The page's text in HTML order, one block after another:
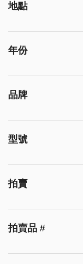
地點
年份
品牌
型號
拍賣
拍賣品 #